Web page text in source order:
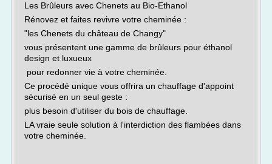
Les Brûleurs avec Chenets au Bio-Ethanol
Rénovez et faites revivre votre cheminée :
"les Chenets du château de Changy"
vous présentent une gamme de brûleurs pour éthanol
design et luxueux
pour redonner vie à votre cheminée.
Ce procédé unique vous offrira un chauffage d'appoint
sécurisé en un seul geste :
plus besoin d'utiliser du bois de chauffage.
LA vraie seule solution à l'interdiction des flambées dans
votre cheminée.